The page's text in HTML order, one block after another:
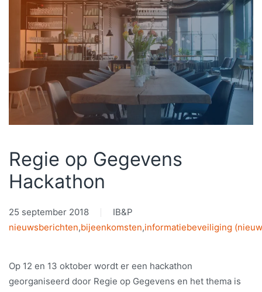
Regie op Gegevens
Hackathon
25 september 2018
IB&P
nieuwsberichten,bijeenkomsten,informatiebeveiliging
Op 12 en 13 oktober wordt er een hackathon
georganiseerd door Regie op Gegevens en het thema is